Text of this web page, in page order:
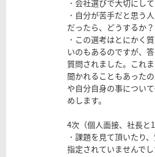
・会社選びで大切にし
・自分が苦手だと思う
だったら、どうするか？
・この選考はとにかく
いのもあるのですが、
質問されました。これ
聞かれることもあった
や自分自身の事につい
めします。
4次（個人面接、社長と1
・課題を見て頂いたり
指定されていませんで